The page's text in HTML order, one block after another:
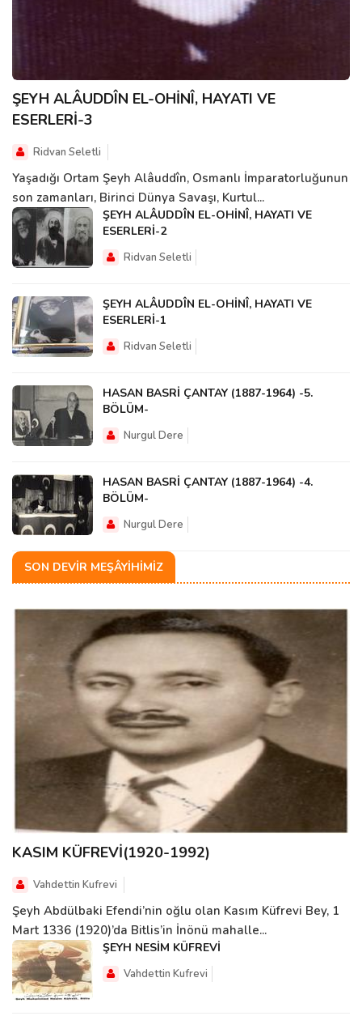
ŞEYH ALÂUDDÎN EL-OHİNÎ, HAYATI VE
ESERLERİ-3
Ridvan Seletli
Yaşadığı Ortam Şeyh Alâuddîn, Osmanlı İmparatorluğunun
son zamanları, Birinci Dünya Savaşı, Kurtul...
ŞEYH ALÂUDDÎN EL-OHİNÎ, HAYATI VE
ESERLERİ-2
Ridvan Seletli
ŞEYH ALÂUDDÎN EL-OHİNÎ, HAYATI VE
ESERLERİ-1
Ridvan Seletli
HASAN BASRİ ÇANTAY (1887-1964) -5.
BÖLÜM-
Nurgul Dere
HASAN BASRİ ÇANTAY (1887-1964) -4.
BÖLÜM-
Nurgul Dere
SON DEVIR MEŞÂYIHIMIZ
KASIM KÜFREVİ(1920-1992)
Vahdettin Kufrevi
Şeyh Abdülbaki Efendi’nin oğlu olan Kasım Küfrevi Bey, 1
Mart 1336 (1920)’da Bitlis’in İnönü mahalle...
ŞEYH NESİM KÜFREVİ
Vahdettin Kufrevi